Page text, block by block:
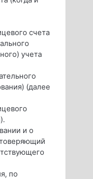
счета
учета
(далее
и о
по